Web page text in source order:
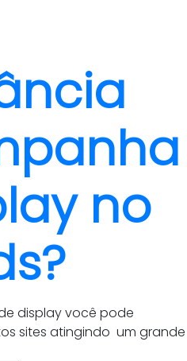
no
display você pode
sites atingindo um grande